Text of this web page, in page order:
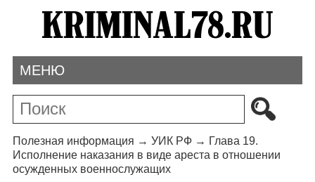
МЕНЮ
Полезная информация → УИК РФ→ Глава 19.
Исполнение наказания в виде ареста в отношении
осужденных военнослужащих